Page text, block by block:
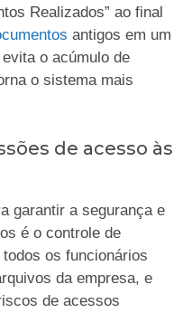
Realizados” ao final
antigos em um
o acúmulo de
o sistema mais
de acesso às
garantir a segurança e
é o controle de
os funcionários
da empresa, e
de acessos